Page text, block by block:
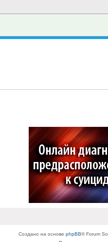
Создано на основе phpBB® Forum